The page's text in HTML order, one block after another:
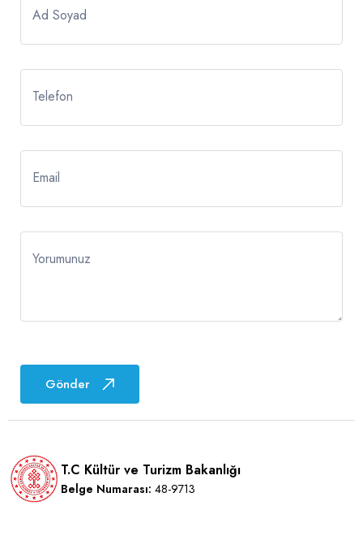
Ad Soyad
Telefon
Email
Yorumunuz
Gönder
T.C Kültür ve Turizm Bakanlığı
Belge Numarası: 48-9713